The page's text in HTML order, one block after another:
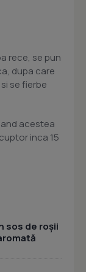
rece, se pun
dupa care
se fierbe
acestea
inca 15
sos de roșii